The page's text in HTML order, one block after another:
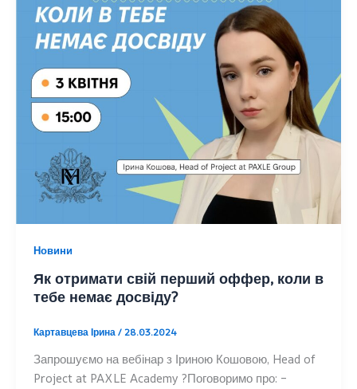
Новини
Як отримати свій перший оффер, коли в
тебе немає досвіду?
Картавцева Ірина/28.03.2024
Запрошуємо на вебінар з Іриною Кошовою, Head of
Project at PAXLE Academy ?Поговоримо про: –